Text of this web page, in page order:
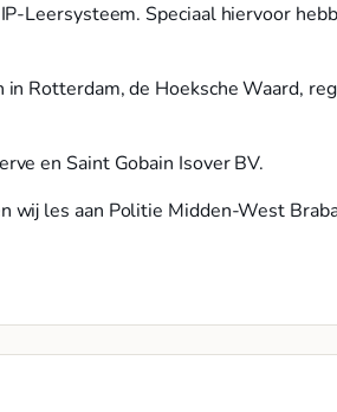
Leersysteem. Speciaal hiervoor
Rotterdam, de Hoeksche Waard,
en Saint Gobain Isover BV.
les aan Politie Midden-West